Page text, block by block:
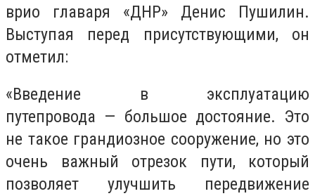
врио главаря «ДНР» Денис Пушилин.
Выступая перед присутствующими, он
отметил:
«Введение в эксплуатацию
путепровода — большое достояние. Это
не такое грандиозное сооружение, но это
очень важный отрезок пути, который
позволяет улучшить передвижение